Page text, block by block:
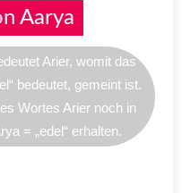
Aarya
Arier, womit das
bedeutet, gemeint ist.
Wortes Arier noch in
= „edel“ erhalten.